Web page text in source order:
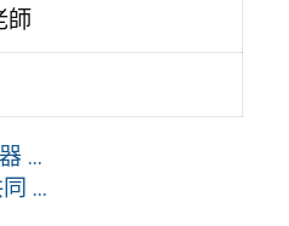
師
...
...